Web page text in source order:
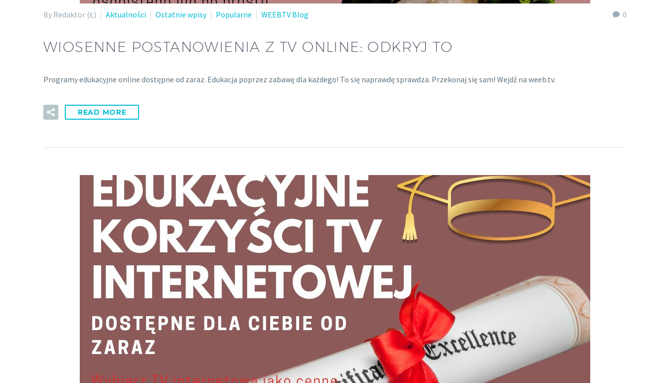
0
By Redaktor (Ł) Aktualności Ostatnie wpisy Popularne WEEBTV Blog
WIOSENNE POSTANOWIENIA Z TV ONLINE: ODKRYJ TO
Programy edukacyjne online dostępne od zaraz. Edukacja poprzez zabawę dla każdego! To się naprawdę sprawdza. Przekonaj się sam! Wejdź na weeb.tv.
READ MORE